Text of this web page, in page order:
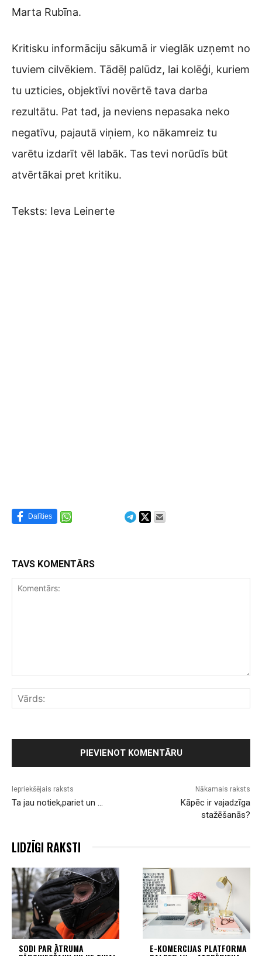
Marta Rubīna.
Kritisku informāciju sākumā ir vieglāk uzņemt no
tuviem cilvēkiem. Tādēļ palūdz, lai kolēģi, kuriem
tu uzticies, objektīvi novērtē tava darba
rezultātu. Pat tad, ja neviens nepasaka neko
negatīvu, pajautā viņiem, ko nākamreiz tu
varētu izdarīt vēl labāk. Tas tevi norūdīs būt
atvērtākai pret kritiku.
Teksts: Ieva Leinerte
Dalīties
TAVS KOMENTĀRS
Iepriekšējais raksts
Ta jau notiek,pariet un …
Nākamais raksts
Kāpēc ir vajadzīga
stažēšanās?
LIDZĪGI RAKSTI
SODI PAR ĀTRUMA E-KOMERCIJAS PLATFORMA